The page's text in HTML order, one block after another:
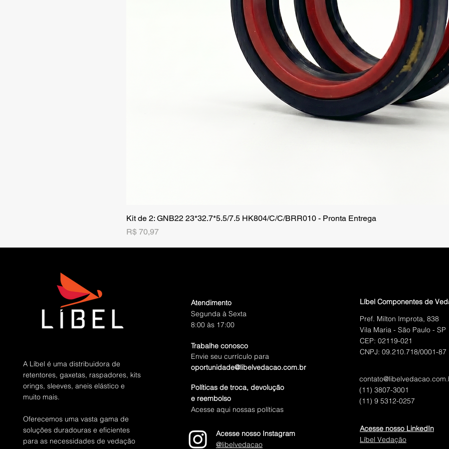
Visualização rápida
Kit de 2: GNB22 23*32.7*5.5/7.5 HK804/C/C/BRR010 - Pronta Entrega
Preço
R$ 70,97
A Líbel é uma distribuidora de
retentores, gaxetas, raspadores, kits
orings, sleeves, aneis elástico e
muito mais.
Oferecemos uma vasta gama de
soluções duradouras e eficientes
para as necessidades de vedação
Atendimento
Segunda à Sexta
8:00 às 17:00
Trabalhe conosco
Envie seu currículo para
oportunidade@libelvedacao.com.br
Políticas de troca, devolução
e reembolso
Acesse aqui nossas políticas
Acesse nosso Instagram
@libelvedacao
Líbel Componentes de
Pref. Milton Improta, 838
Vila Maria - São Paulo - SP
CEP: 02119-021
CNPJ: 09.210.718/0001-87
(11) 3807-3001
(11) 9 5312-0257
Acesse nosso LinkedIn
Líbel Vedação